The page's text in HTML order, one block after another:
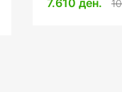
7.610 ден.